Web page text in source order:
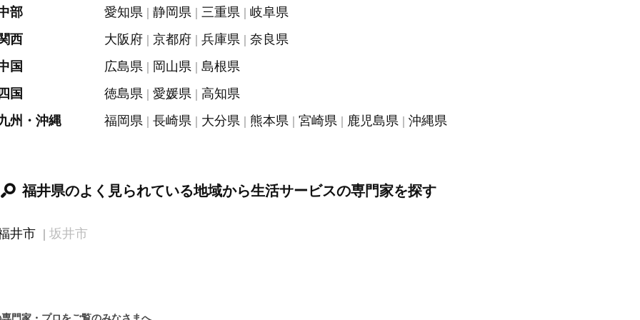
部
愛知県 静岡県 三重県
岐阜県
西
大阪府 京都府 兵庫県
奈良県
国
広島県 岡山県
島根県
四国
徳島県 愛媛県
高知県
州・沖縄
福岡県 長崎県 大分県 熊本県 宮崎県 鹿児島県 沖縄県
福井県のよく見られている地域から生活サービスの専門家を探す
井市 坂井市
門家・プロをご覧のみなさまへ